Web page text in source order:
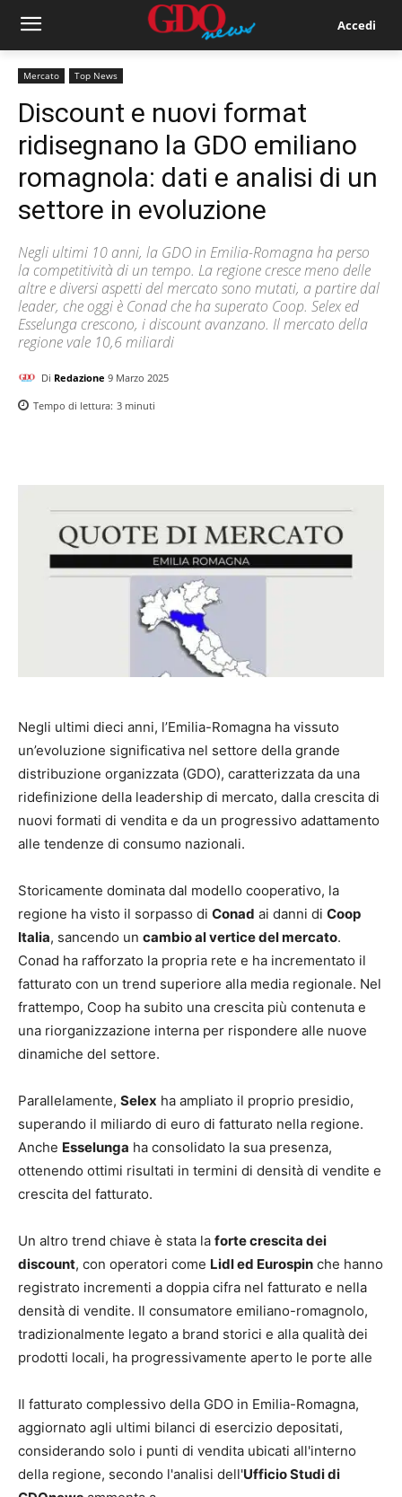
Accedi
Mercato Top News
Discount e nuovi format
ridisegnano la GDO emiliano
romagnola: dati e analisi di un
settore in evoluzione
Negli ultimi 10 anni, la GDO in Emilia-Romagna ha perso
la competitività di un tempo. La regione cresce meno delle
altre e diversi aspetti del mercato sono mutati, a partire dal
leader, che oggi è Conad che ha superato Coop. Selex ed
Esselunga crescono, i discount avanzano. Il mercato della
regione vale 10,6 miliardi
Di Redazione 9 Marzo 2025
Tempo di lettura: 3 minuti
Negli ultimi dieci anni, l’Emilia-Romagna ha vissuto
un’evoluzione significativa nel settore della grande
distribuzione organizzata (GDO), caratterizzata da una
ridefinizione della leadership di mercato, dalla crescita di
nuovi formati di vendita e da un progressivo adattamento
alle tendenze di consumo nazionali.
Storicamente dominata dal modello cooperativo, la
regione ha visto il sorpasso di Conad ai danni di Coop
Italia, sancendo un cambio al vertice del mercato.
Conad ha rafforzato la propria rete e ha incrementato il
fatturato con un trend superiore alla media regionale. Nel
frattempo, Coop ha subito una crescita più contenuta e
una riorganizzazione interna per rispondere alle nuove
dinamiche del settore.
Parallelamente, Selex ha ampliato il proprio presidio,
superando il miliardo di euro di fatturato nella regione.
Anche Esselunga ha consolidato la sua presenza,
ottenendo ottimi risultati in termini di densità di vendite e
crescita del fatturato.
Un altro trend chiave è stata la forte crescita dei
discount, con operatori come Lidl ed Eurospin che hanno
registrato incrementi a doppia cifra nel fatturato e nella
densità di vendite. Il consumatore emiliano-romagnolo,
tradizionalmente legato a brand storici e alla qualità dei
prodotti locali, ha progressivamente aperto le porte alle
Il fatturato complessivo della GDO in Emilia-Romagna,
aggiornato agli ultimi bilanci di esercizio depositati,
considerando solo i punti di vendita ubicati all'interno
della regione, secondo l'analisi dell'Ufficio Studi di